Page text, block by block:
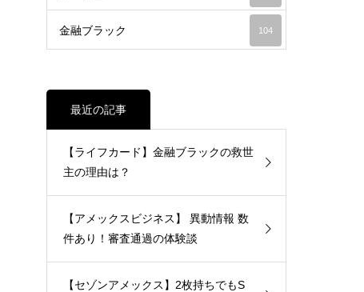
金融ブラック 104
最近の記事
【ライフカード】金融ブラックの救世
主の理由は？
【アメックスビジネス】 異動情報 数
件あり！審査通過の体験談
【セゾンアメックス】2枚持ちでもS